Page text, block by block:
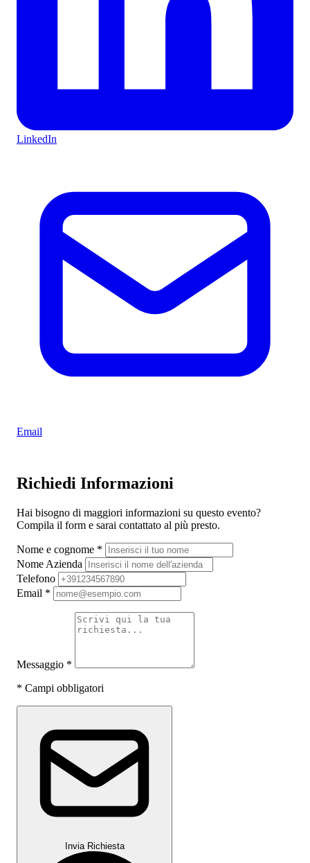
LinkedIn
Email
Richiedi Informazioni
Hai bisogno di maggiori informazioni su questo evento?
Compila il form e sarai contattato al più presto.
Nome e cognome *
Nome Azienda
Telefono
Email *
Messaggio *
* Campi obbligatori
Invia Richiesta